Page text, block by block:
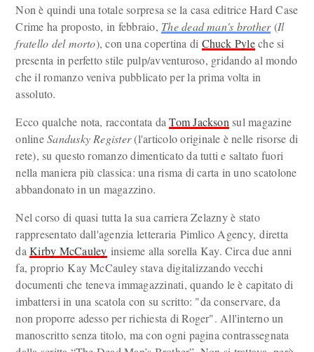
Non è quindi una totale sorpresa se la casa editrice Hard Case
Crime ha proposto, in febbraio, The dead man's brother(Il
fratello del morto), con una copertina di Chuck Pyleche si
presenta in perfetto stile pulp/avventuroso, gridando al mondo
che il romanzo veniva pubblicato per la prima volta in
assoluto.
Ecco qualche nota, raccontata daTom Jackson sul magazine
onlineSandusky Register(l'articolo originale è nelle risorse di
rete), su questo romanzo dimenticato da tutti e saltato fuori
nella maniera più classica: una risma di carta in uno scatolone
abbandonato in un magazzino.
Nel corso di quasi tutta la sua carriera Zelazny è stato
rappresentato dall'agenzia letteraria Pimlico Agency, diretta
daKirby McCauley insieme alla sorella Kay. Circa due anni
fa, proprio Kay McCauley stava digitalizzando vecchi
documenti che teneva immagazzinati, quando le è capitato di
imbattersi in una scatola con su scritto: "da conservare, da
non proporre adesso per richiesta di Roger". All'interno un
manoscritto senza titolo, ma con ogni pagina contrassegnata